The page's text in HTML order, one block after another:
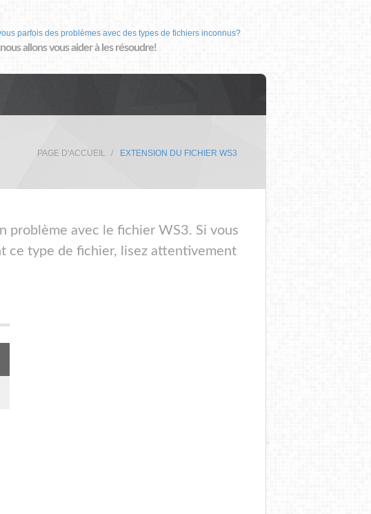
parfois des problèmes avec des types de fichiers inconnus?
allons vous aider à les résoudre!
PAGE D'ACCUEIL EXTENSION DU FICHIER WS3
problème avec le fichier WS3. Si vous
ce type de fichier, lisez attentivement